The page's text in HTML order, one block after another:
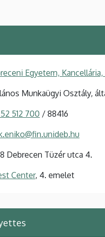
Egyetem,
Munkaügyi Osztály,
512 700 / 88416
Debrecen Tüzér utca 4.
Center, 4. emelet